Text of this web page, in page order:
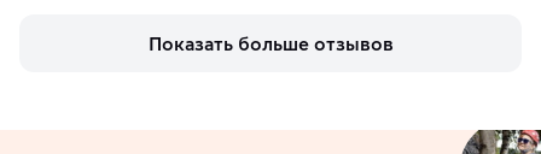
Показать больше отзывов